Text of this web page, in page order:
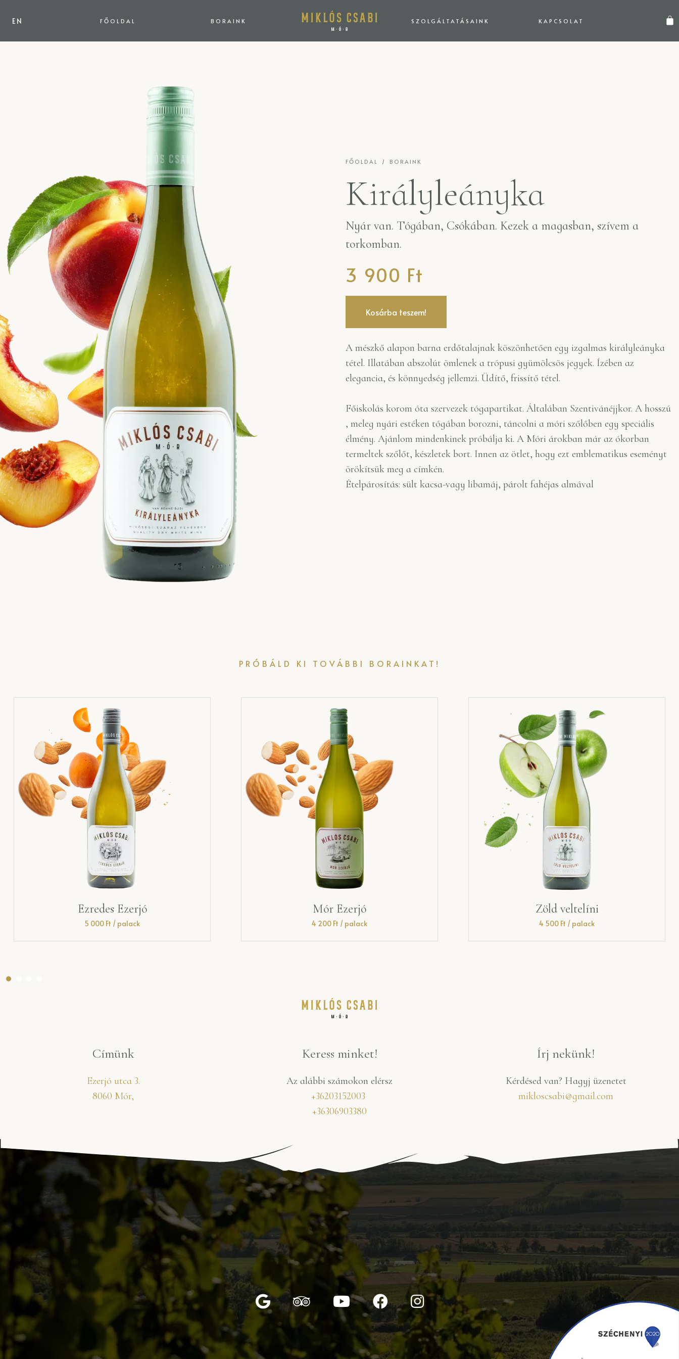
EN FŐOLDAL BORAINK SZOLGÁLTATÁSAINK KAPCSOLAT
FŐOLDAL BORAINK
Királyleányka
Nyár van. Tógában, Csókában. Kezek a magasban, szívem a
torkomban.
3 900 Ft
Kosárba teszem!
A mészkő alapon barna erdőtalajnak köszönhetően egy izgalmas királyleányka
tétel. Illatában abszolút ömlenek a trópusi gyümölcsös jegyek. Ízében az
elegancia, és könnyedség jellemzi. Üdítő, frissítő tétel.
Főiskolás korom óta szervezek tógapartikat. Általában Szentivánéjjkor. A hosszú
, meleg nyári estéken tógában borozni, táncolni a móri szőlőben egy speciális
élmény. Ajánlom mindenkinek próbálja ki. A Móri árokban már az ókorban
termeltek szőlőt, készletek bort. Innen az ötlet, hogy ezt emblematikus eseményt
örökítsük meg a címkén.
Ételpárosítás: sült kacsa-vagy libamáj, párolt fahéjas almával
PRÓBÁLD KI TOVÁBBI BORAINKAT!
Mór Ezerjó
4 200 Ft / palack
Zöld veltelíni
4 500 Ft / palack
Pinot Noir
4 400 Ft / palack
Címünk
Ezerjó utca 3.
8060 Mór,
Keress minket!
Az alábbi számokon elérsz
+36203152003
+36306903380
Írj nekünk!
Kérdésed van? Hagyj üzenetet
mikloscsabi@gmail.com